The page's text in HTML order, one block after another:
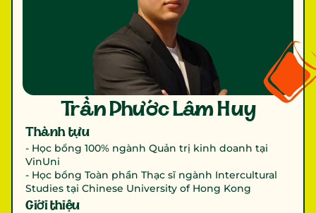
Trần Phước Lâm Huy
Thành tựu
- Học bổng 100% ngành Quản trị kinh doanh tại
VinUni
- Học bổng Toàn phần Thạc sĩ ngành Intercultural
Studies tại Chinese University of Hong Kong
Giới thiệu